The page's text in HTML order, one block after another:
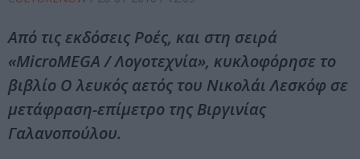
Από τις εκδόσεις Ροές, και στη σειρά
«MicroMEGA / Λογοτεχνία», κυκλοφόρησε το
βιβλίο Ο λευκός αετός του Νικολάι Λεσκόφ σε
μετάφραση-επίμετρο της Βιργινίας
Γαλανοπούλου.